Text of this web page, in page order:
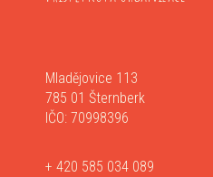
Mladějovice 113
785 01 Šternberk
IČO: 70998396
+ 420 585 034 089